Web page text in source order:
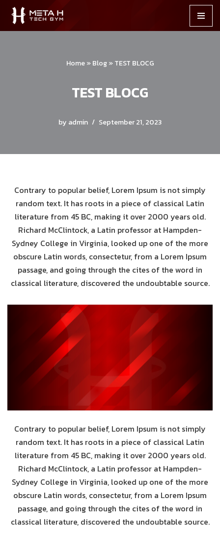
Skip
Home»Blog»TEST BLOCG
TEST BLOCG
by admin September 21, 2023
Contrary to popular belief, Lorem Ipsum is not simply
random text. It has roots in a piece of classical Latin
literature from 45 BC, making it over 2000 years old.
Richard McClintock, a Latin professor at Hampden-
Sydney College in Virginia, looked up one of the more
obscure Latin words, consectetur, from a Lorem Ipsum
passage, and going through the cites of the word in
classical literature, discovered the undoubtable source.
Contrary to popular belief, Lorem Ipsum is not simply
random text. It has roots in a piece of classical Latin
literature from 45 BC, making it over 2000 years old.
Richard McClintock, a Latin professor at Hampden-
Sydney College in Virginia, looked up one of the more
obscure Latin words, consectetur, from a Lorem Ipsum
passage, and going through the cites of the word in
classical literature, discovered the undoubtable source.